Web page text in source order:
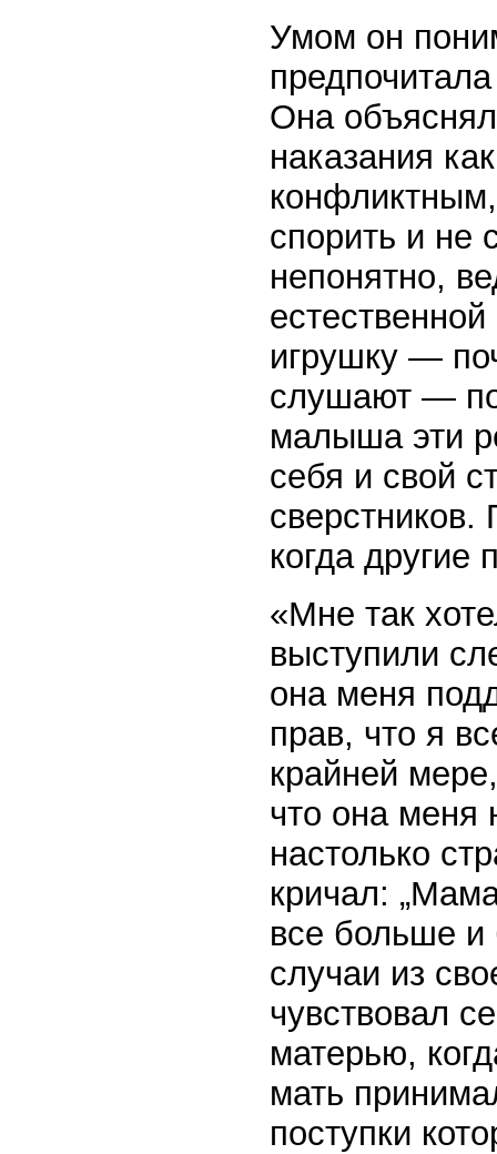
Умом он
Она
наказания
спорить и не
непонятно,
игрушку —
слушают —
малыша эти
себя и свой
когда другие
«Мне так
выступили
она меня
прав, что я
крайней
что она меня
настолько
кричал:
все больше и
случаи из
чувствовал
матерью,
мать
поступки